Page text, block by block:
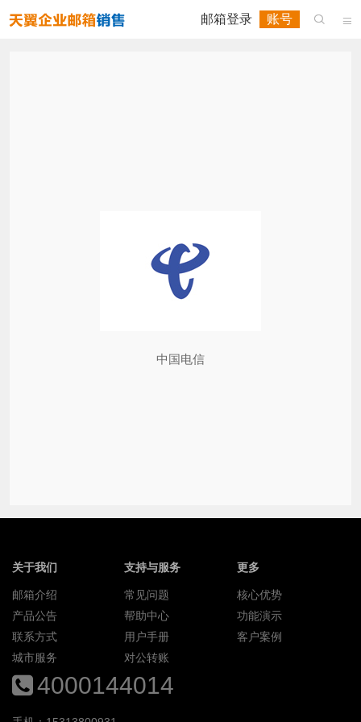

邮箱登录 账号 
中国电信
关于我们
邮箱介绍
产品公告
联系方式
城市服务
支持与服务
常见问题
帮助中心
用户手册
对公转账
更多
核心优势
功能演示
客户案例
4000144014